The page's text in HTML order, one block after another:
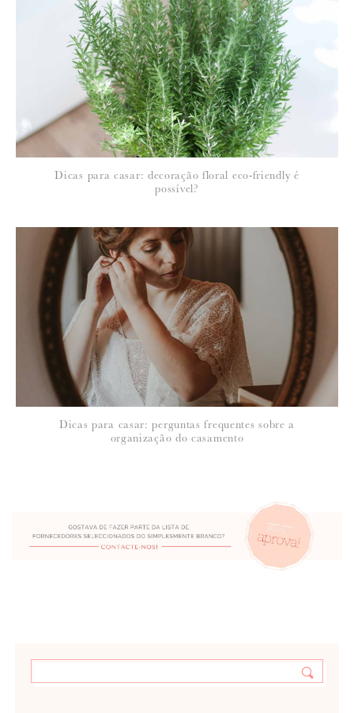
Para saber como tratamos e protegemos os seus dados, leia a nossa
política de privacidade
Dicas para casar: decoração floral eco-friendly é
possível?
Dicas para casar: perguntas frequentes sobre a
organização do casamento